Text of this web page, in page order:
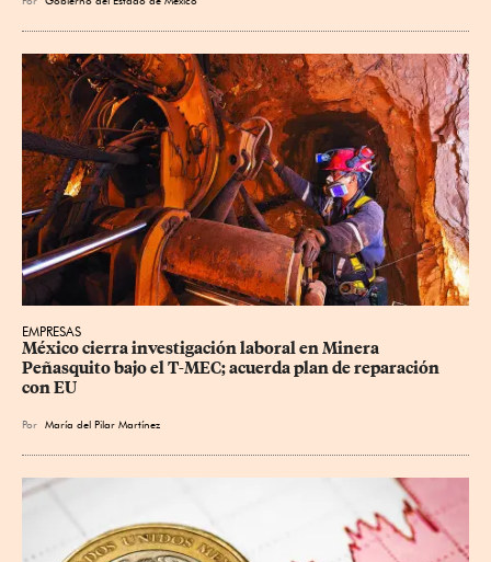
EMPRESAS
México cierra investigación laboral en Minera
Peñasquito bajo el T-MEC; acuerda plan de reparación
con EU
Por María del Pilar Martínez